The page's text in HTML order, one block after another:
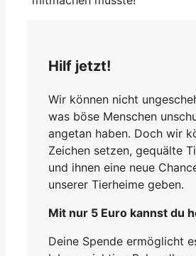
Hilf jetzt!
Wir können nicht
was böse Menschen
angetan haben. Doch wir
Zeichen setzen, gequälte
und ihnen eine neue
unserer Tierheime geben.
Mit nur 5 Euro kannst du
Deine Spende ermöglicht